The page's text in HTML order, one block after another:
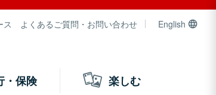
ス よくあるご質問・お問い合わせ English
・保険 楽しむ